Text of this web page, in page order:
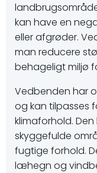
kan have en
eller afgrøder.
man reducere
behageligt miljø
Vedbenden har
og kan tilpasses
klimaforhold.
skyggefulde
fugtige forhold.
læhegn og